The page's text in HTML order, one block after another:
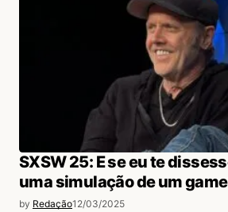
SXSW 25: E se eu te
uma simulação de um
by Redação12/03/2025